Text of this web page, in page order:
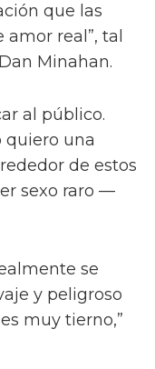
que las
amor real”, tal
Minahan.
al público.
quiero una
de estos
sexo raro —
se
y peligroso
muy tierno,”